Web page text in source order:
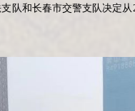
队和长春市交警支队决定